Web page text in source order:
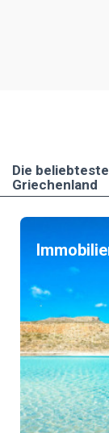
Die
Griechenland